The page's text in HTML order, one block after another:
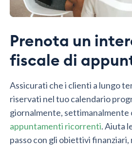
Prenota un
fiscale di
Assicurati che i clienti a lungo
riservati nel tuo calendario
giornalmente, settimanalmente
appuntamenti ricorrenti. Aiuta
passo con gli obiettivi